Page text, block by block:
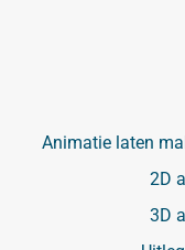
Animatie laten
2D
3D